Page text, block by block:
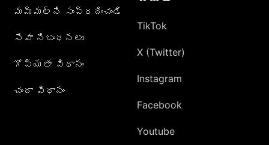
మమ్మల్ని సంప్రదించండి
సేవా నిబంధనలు
గోప్యతా విధానం
చందా విధానం
TikTok
X (Twitter)
Instagram
Facebook
Youtube